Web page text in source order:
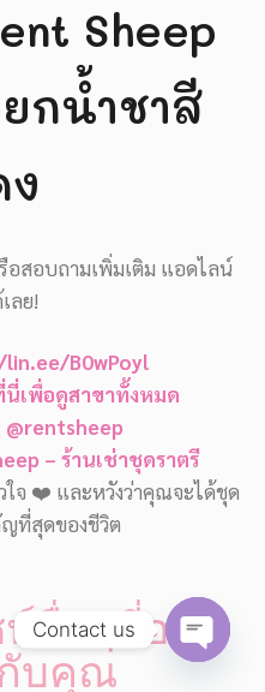
Sheep
กน้ำชาสี
อสอบถามเพิ่มเติม แอดไลน์
ลย!
B0wPoyl
เพื่อดูสาขาทั้งหมด
@rentsheep
– ร้านเช่าชุดราตรี
ใจ ❤️ และหวังว่าคุณจะได้ชุด
ที่สุดของชีวิต
อื่นๆที่อาจ
บคุณ
Contact us